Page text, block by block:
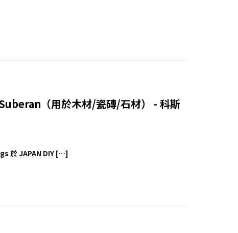
（用於木材/瓷磚/石材） - 科斯
於 JAPAN DIY […]